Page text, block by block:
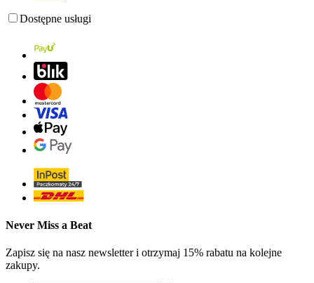
Dostępne usługi
Never Miss a Beat
Zapisz się na nasz newsletter i otrzymaj 15% rabatu na kolejne
zakupy.